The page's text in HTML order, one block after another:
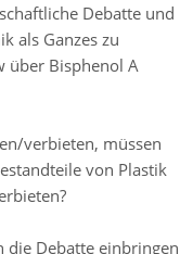
Debatte und
als Ganzes zu
über Bisphenol A
verbieten, müssen
von Plastik
Debatte einbringen